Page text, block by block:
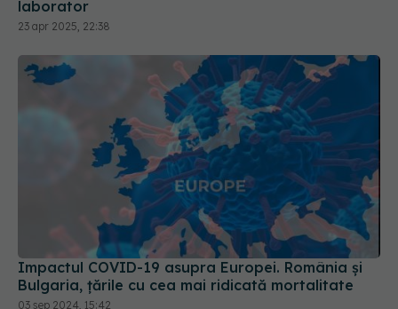
Impactul COVID-19 asupra Europei. România și
Bulgaria, țările cu cea mai ridicată mortalitate
03 sep 2024, 15:42